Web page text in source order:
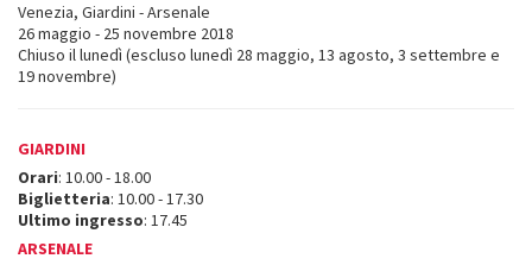
Venezia, Giardini - Arsenale
26 maggio - 25 novembre 2018
Chiuso il lunedì (escluso lunedì 28 maggio, 13 agosto, 3 settembre e
19 novembre)
GIARDINI
Orari: 10.00 - 18.00
Biglietteria: 10.00 - 17.30
Ultimo ingresso: 17.45
ARSENALE